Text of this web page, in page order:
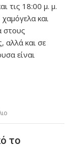
τις 18:00 μ. μ.
και
στους
αλλά και σε
είναι
το